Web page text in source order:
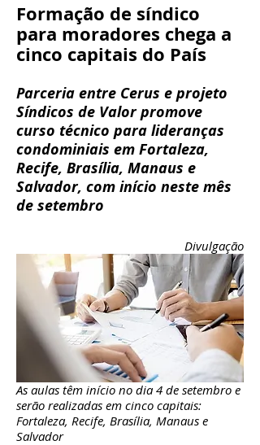
Formação de síndico
para moradores chega a
cinco capitais do País
Parceria entre Cerus e projeto
Síndicos de Valor promove
curso técnico para lideranças
condominiais em Fortaleza,
Recife, Brasília, Manaus e
Salvador, com início neste mês
de setembro
Divulgação
As aulas têm início no dia 4 de setembro e
serão realizadas em cinco capitais:
Fortaleza, Recife, Brasília, Manaus e
Salvador